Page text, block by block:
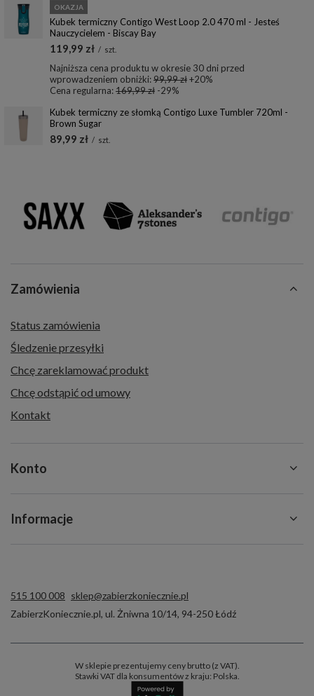
OKAZJA
Kubek termiczny Contigo West Loop 2.0 470 ml - Jesteś
Nauczycielem - Biscay Bay
119,99 zł / szt.
Najniższa cena produktu w okresie 30 dni przed
wprowadzeniem obniżki:99,99 zł+20%
Cena regularna:169,99 zł -29%
Kubek termiczny ze słomką Contigo Luxe Tumbler 720ml -
Brown Sugar
89,99 zł / szt.
Zamówienia
Status zamówienia
Śledzenie przesyłki
Chcę zareklamować produkt
Chcę odstąpić od umowy
Kontakt
Konto
Informacje
515 100 008 sklep@zabierzkoniecznie.pl
ZabierzKoniecznie.pl, ul. Żniwna 10/14, 94-250Łódź
W sklepie prezentujemy ceny brutto (z VAT).
Stawki VAT dla konsumentów z kraju: Polska